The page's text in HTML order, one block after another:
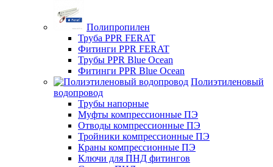
Полипропилен
Труба PPR FERAT
Фитинги PPR FERAT
Трубы PPR Blue Ocean
Фитинги PPR Blue Ocean
Полиэтиленовый
водопровод
Трубы напорные
Муфты компрессионные ПЭ
Отводы компрессионные ПЭ
Тройники компрессионные ПЭ
Краны компрессионные ПЭ
Ключи для ПНД фитингов